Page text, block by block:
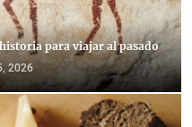
para viajar al pasado
2026